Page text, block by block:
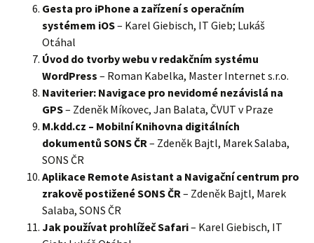
Gesta pro iPhone a zařízení s operačním
systémem iOS– Karel Giebisch, IT Gieb; Lukáš
Otáhal
Úvod do tvorby webu v redakčním systému
WordPress – Roman Kabelka, Master Internet s.r.o.
Naviterier: Navigace pro nevidomé nezávislá na
GPS– Zdeněk Míkovec, Jan Balata, ČVUT v Praze
M.kdd.cz – Mobilní Knihovna digitálních
dokumentů SONS ČR– Zdeněk Bajtl, Marek Salaba,
SONS ČR
Aplikace Remote Asistant a Navigační centrum pro
zrakově postižené SONS ČR– Zdeněk Bajtl, Marek
Salaba, SONS ČR
Jak používat prohlížeč Safari– Karel Giebisch, IT